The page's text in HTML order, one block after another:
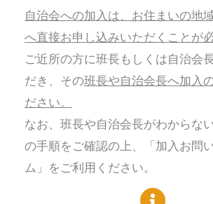
自治会への加入は、お住まいの地
へ直接お申し込みいただくことが必
ご近所の方に班長もしくは自治会
だき、その班長や自治会長へ加入
ださい。
なお、班長や自治会長がわからな
の手順をご確認の上、「加入お問
ム」をご利用ください。